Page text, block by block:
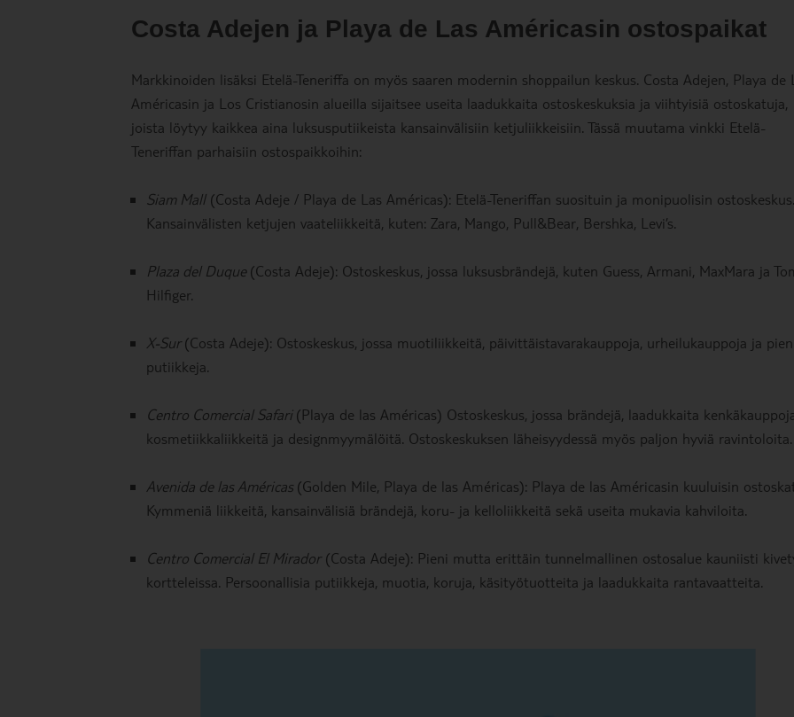
Costa Adejen ja Playa de Las Américasin ostospaikat
Markkinoiden lisäksi Etelä-Teneriffa on myös saaren modernin shoppailun keskus. Costa Adejen, Playa de
Américasin ja Los Cristianosin alueilla sijaitsee useita laadukkaita ostoskeskuksia ja viihtyisiä ostoskatuja,
joista löytyy kaikkea aina luksusputiikeista kansainvälisiin ketjuliikkeisiin. Tässä muutama vinkki Etelä-
Teneriffan parhaisiin ostospaikkoihin:
Siam Mall(Costa Adeje / Playa de Las Américas): Etelä-Teneriffan suosituin ja monipuolisin ostoskeskus.
Kansainvälisten ketjujen vaateliikkeitä, kuten: Zara, Mango, Pull&Bear, Bershka, Levi’s.
Plaza del Duque(Costa Adeje): Ostoskeskus, jossa luksusbrändejä, kuten Guess, Armani, MaxMara ja
Hilfiger.
X-Sur(Costa Adeje): Ostoskeskus, jossa muotiliikkeitä, päivittäistavarakauppoja, urheilukauppoja ja
putiikkeja.
Centro Comercial Safari(Playa de las Américas) Ostoskeskus, jossa brändejä, laadukkaita
kosmetiikkaliikkeitä ja designmyymälöitä. Ostoskeskuksen läheisyydessä myös paljon hyviä ravintoloita.
Avenida de las Américas (Golden Mile, Playa de las Américas): Playa de las Américasin kuuluisin
Kymmeniä liikkeitä, kansainvälisiä brändejä, koru- ja kelloliikkeitä sekä useita mukavia kahviloita.
Centro Comercial El Mirador(Costa Adeje): Pieni mutta erittäin tunnelmallinen ostosalue kauniisti
kortteleissa. Persoonallisia putiikkeja, muotia, koruja, käsityötuotteita ja laadukkaita rantavaatteita.